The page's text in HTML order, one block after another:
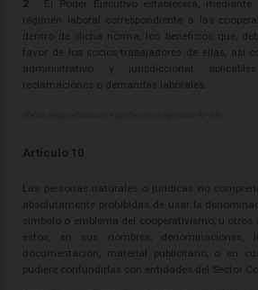
2. El Poder Ejecutivo establecerá, mediante
régimen laboral correspondiente a las
dentro de dicha norma, los beneficios que,
favor de los socios-trabajadores de ellas, así
administrativo y jurisdiccional
reclamaciones o demandas laborales.
Artículo 10
Las personas naturales o jurídicas no
absolutamente prohibidas de usar la
símbolo o emblema del cooperativismo, u otros
éstos, en sus nombres, denominaciones,
documentación, material publicitario, o en
pudiere confundirlas con entidades del Sector